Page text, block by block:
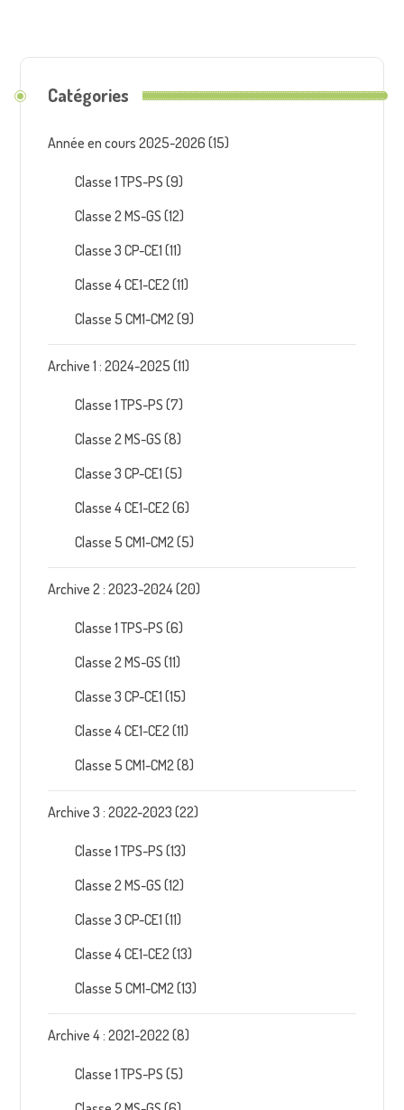
Catégories
Année en cours 2025-2026 (15)
Classe 1 TPS-PS (9)
Classe 2 MS-GS (12)
Classe 3 CP-CE1 (11)
Classe 4 CE1-CE2(11)
Classe 5 CM1-CM2(9)
Archive 1 : 2024-2025 (11)
Classe 1 TPS-PS (7)
Classe 2 MS-GS (8)
Classe 3 CP-CE1 (5)
Classe 4 CE1-CE2(6)
Classe 5 CM1-CM2(5)
Archive 2 : 2023-2024(20)
Classe 1 TPS-PS (6)
Classe 2 MS-GS (11)
Classe 3 CP-CE1 (15)
Classe 4 CE1-CE2(11)
Classe 5 CM1-CM2(8)
Archive 3 : 2022-2023 (22)
Classe 1 TPS-PS (13)
Classe 2 MS-GS (12)
Classe 3 CP-CE1 (11)
Classe 4 CE1-CE2(13)
Classe 5 CM1-CM2(13)
Archive 4 : 2021-2022(8)
Classe 1 TPS-PS (5)